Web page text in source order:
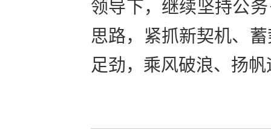
领导下，继续坚持公
思路，紧抓新契机、
足劲，乘风破浪、扬